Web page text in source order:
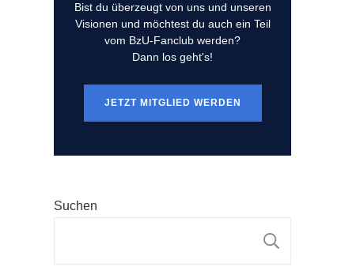
Bist du überzeugt von uns und unseren
Visionen und möchtest du auch ein Teil
vom BzU-Fanclub werden?
Dann los geht's!
JETZT MITGLIED WERDEN
Suchen